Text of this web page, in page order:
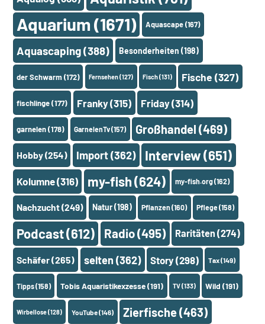
Aquarium (1671) Aquascape(167)
Aquascaping(388) Besonderheiten (198)
der Schwarm(172) Fernsehen(127) Fisch(131) Fische (327)
fischlinge(177) Franky(315) Friday(314)
garnelen(178) GarnelenTv(157) Großhandel (469)
Hobby(254) Import(362) Interview(651)
Kolumne(316) my-fish(624) my-fish.org(162)
Nachzucht(249) Natur(198) Pflanzen(160) Pflege(158)
Podcast(612) Radio(495) Raritäten (274)
Schäfer(265) selten (362) Story (298) Tax(149)
Tipps(158) Tobis Aquaristikexzesse(191) TV(133) Wild (191)
Wirbellose(128) YouTube(146) Zierfische(463)